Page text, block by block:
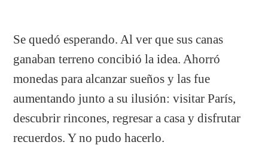
Se quedó esperando. Al ver que sus canas
ganaban terreno concibió la idea. Ahorró
monedas para alcanzar sueños y las fue
aumentando junto a su ilusión: visitar París,
descubrir rincones, regresar a casa y disfrutar
recuerdos. Y no pudo hacerlo.